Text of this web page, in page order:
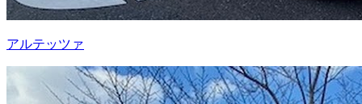
アルテッツァ